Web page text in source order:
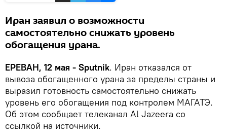
Иран заявил о возможности
самостоятельно снижать уровень
обогащения урана.
ЕРЕВАН, 12 мая - Sputnik. Иран отказался от
вывоза обогащенного урана за пределы страны и
выразил готовность самостоятельно снижать
уровень его обогащения под контролем МАГАТЭ.
Об этом сообщает телеканал Al Jazeera со
ссылкой на источники.